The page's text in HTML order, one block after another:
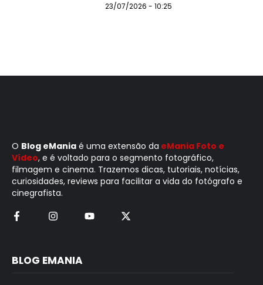
23/07/2026 - 10:25
O Blog eMania é uma extensão da eMania Foto e
Vídeo, e é voltado para o segmento fotográfico,
filmagem e cinema. Trazemos dicas, tutoriais, notícias,
curiosidades, reviews para facilitar a vida do fotógrafo e
cinegrafista.
BLOG EMANIA